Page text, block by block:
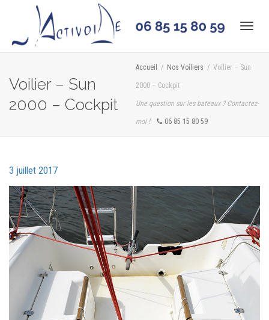
Voilier – Sun
2000 – Cockpit
Accueil Nos Voiliers Voilier – Sun
2000 – Cockpit
Une question sur les bateaux ? Contactez-
moi ! 06 85 15 80 59
3 juillet 2017